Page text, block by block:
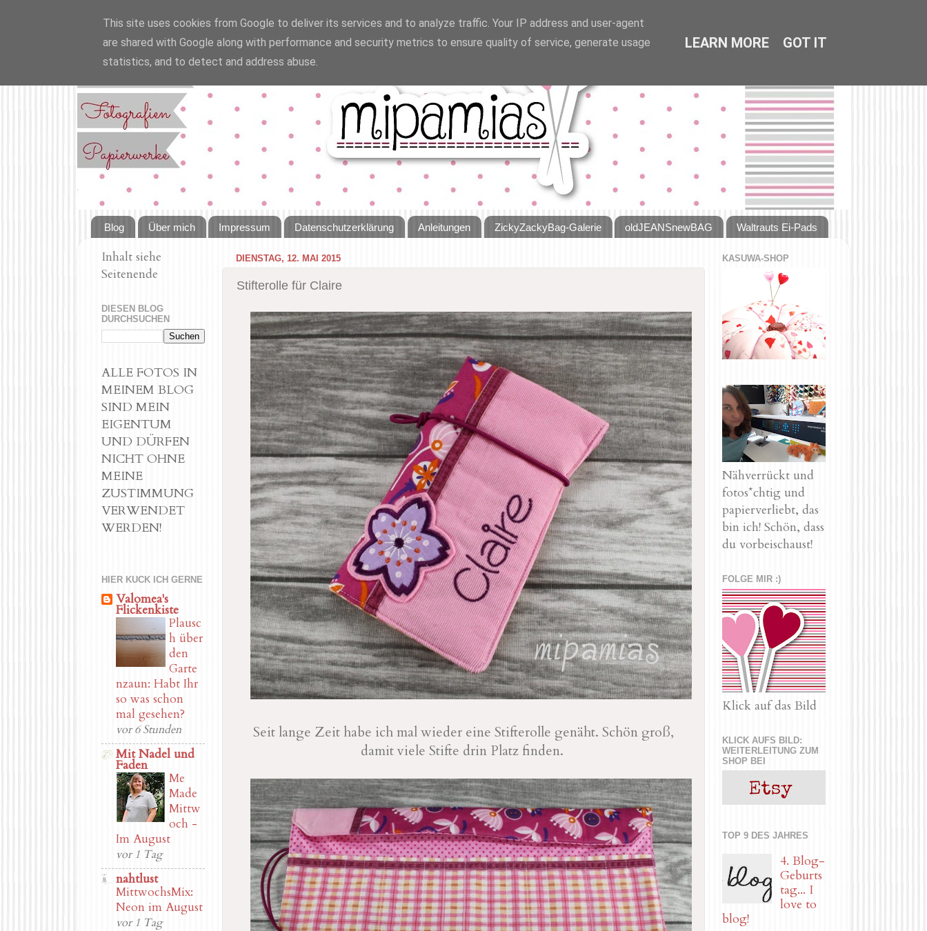
Blog Über mich Impressum Datenschutzerklärung Anleitungen ZickyZackyBag-Galerie oldJEANSnewBAG Waltrauts Ei-Pads
DIENSTAG, 12. MAI 2015
Stifterolle für Claire
Seit lange Zeit habe ich mal wieder eine Stifterolle genäht. Schön groß,
damit viele Stifte drin Platz finden.
Inhalt siehe
Seitenende
DIESEN BLOG
DURCHSUCHEN
ALLE FOTOS IN
MEINEM BLOG
SIND MEIN
EIGENTUM
UND DÜRFEN
NICHT OHNE
MEINE
ZUSTIMMUNG
VERWENDET
WERDEN!
HIER KUCK ICH GERNE
Valomea's
Flickenkiste
Plausc
h über
den
Garte
nzaun: Habt Ihr
so was schon
mal gesehen?
vor 6 Stunden
Mit Nadel und
Faden
Me
Made
Mittw
och -
Im August
vor 1 Tag
nahtlust
MittwochsMix:
Neon im August
vor 1 Tag
KASUWA-SHOP
Nähverrückt und
fotos*chtig und
papierverliebt, das
bin ich! Schön, dass
du vorbeischaust!
FOLGE MIR :)
Klick auf das Bild
KLICK AUFS BILD:
WEITERLEITUNG ZUM
SHOP BEI
TOP 9 DES JAHRES
4. Blog-
Geburts
tag... I
love to
blog!
This site uses cookies from Google to deliver its services and to analyze traffic. Your IP address and user-agent
are shared with Google along with performance and security metrics to ensure quality of service, generate usage
statistics, and to detect and address abuse.
LEARN MORE GOT IT